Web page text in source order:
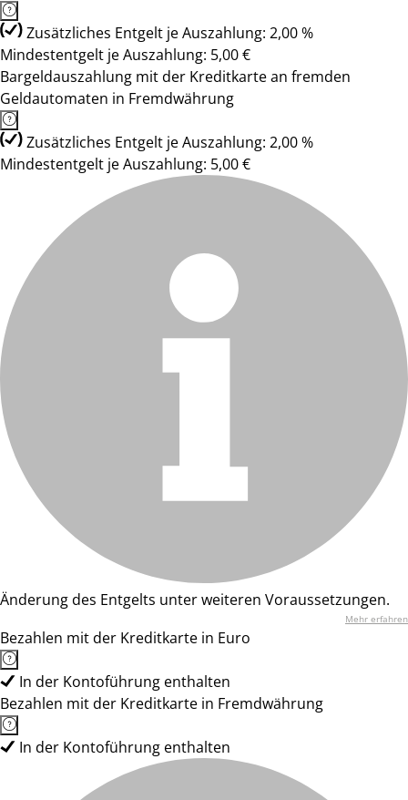
Zusätzliches Entgelt je Auszahlung: 2,00 %
Mindestentgelt je Auszahlung: 5,00 €
Bargeldauszahlung mit der Kreditkarte an fremden
Geldautomaten in Fremdwährung
Zusätzliches Entgelt je Auszahlung: 2,00 %
Mindestentgelt je Auszahlung: 5,00 €
Änderung des Entgelts unter weiteren Voraussetzungen.
Mehr erfahren
Bezahlen mit der Kreditkarte in Euro
In der Kontoführung enthalten
Bezahlen mit der Kreditkarte in Fremdwährung
In der Kontoführung enthalten